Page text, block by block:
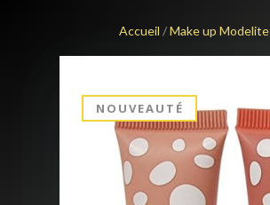
Accueil /Make up Modelite
NOUVEAUTÉ